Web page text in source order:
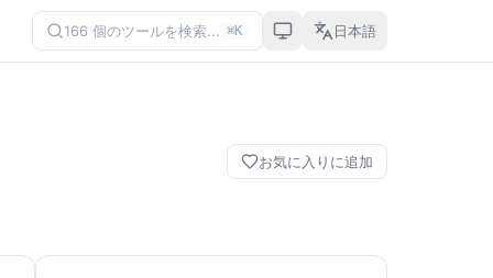
166 個のツールを検索... ⌘K 日本語
お気に入りに追加